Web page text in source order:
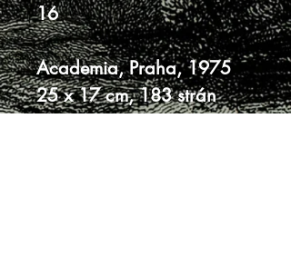
16
Academia, Praha, 1975
25 x 17 cm, 183 strán